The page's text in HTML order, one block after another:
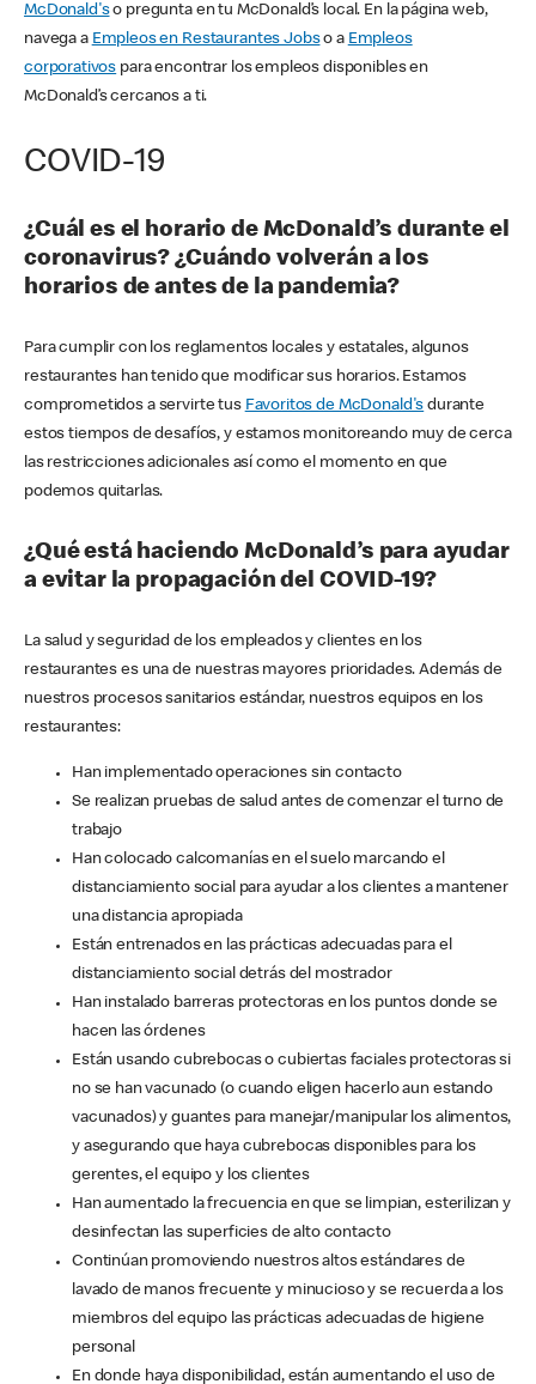
McDonald'so pregunta en tu McDonald’s local. En la página web,
navega a Empleos en Restaurantes Jobso a Empleos
corporativos para encontrar los empleos disponibles en
McDonald’s cercanos a ti.
COVID-19
¿Cuál es el horario de McDonald’s durante el
coronavirus? ¿Cuándo volverán a los
horarios de antes de la pandemia?
Para cumplir con los reglamentos locales y estatales, algunos
restaurantes han tenido que modificar sus horarios. Estamos
comprometidos a servirte tus Favoritos de McDonald's durante
estos tiempos de desafíos, y estamos monitoreando muy de cerca
las restricciones adicionales así como el momento en que
podemos quitarlas.
¿Qué está haciendo McDonald’s para ayudar
a evitar la propagación del COVID-19?
La salud y seguridad de los empleados y clientes en los
restaurantes es una de nuestras mayores prioridades. Además de
nuestros procesos sanitarios estándar, nuestros equipos en los
restaurantes:
Han implementado operaciones sin contacto
Se realizan pruebas de salud antes de comenzar el turno de
trabajo
Han colocado calcomanías en el suelo marcando el
distanciamiento social para ayudar a los clientes a mantener
una distancia apropiada
Están entrenados en las prácticas adecuadas para el
distanciamiento social detrás del mostrador
Han instalado barreras protectoras en los puntos donde se
hacen las órdenes
Están usando cubrebocas o cubiertas faciales protectoras si
no se han vacunado (o cuando eligen hacerlo aun estando
vacunados) y guantes para manejar/manipular los alimentos,
y asegurando que haya cubrebocas disponibles para los
gerentes, el equipo y los clientes
Han aumentado la frecuencia en que se limpian, esterilizan y
desinfectan las superficies de alto contacto
Continúan promoviendo nuestros altos estándares de
lavado de manos frecuente y minucioso y se recuerda a los
miembros del equipo las prácticas adecuadas de higiene
personal
En donde haya disponibilidad, están aumentando el uso de